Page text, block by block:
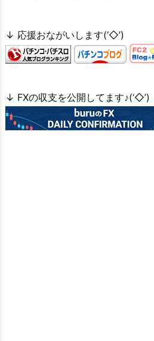
↓ 応援おながいします(‘◇’)ゞ
↓ FXの収支を公開してます♪(‘◇’)ゞ